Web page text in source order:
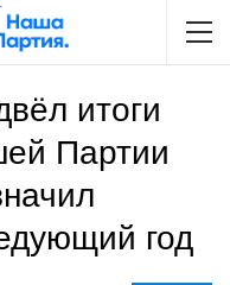
итоги
Партии
год